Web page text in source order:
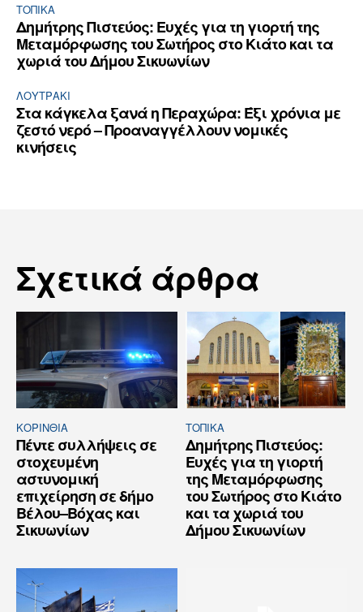
ΤΟΠΙΚΑ
Δημήτρης Πιστεύος: Ευχές για τη γιορτή της
Μεταμόρφωσης του Σωτήρος στο Κιάτο και τα
χωριά του Δήμου Σικυωνίων
ΛΟΥΤΡΆΚΙ
Στα κάγκελα ξανά η Περαχώρα: Έξι χρόνια με
ζεστό νερό – Προαναγγέλλουν νομικές
κινήσεις
Σχετικά άρθρα
ΚΟΡΙΝΘΊΑ
Πέντε συλλήψεις σε
στοχευμένη
αστυνομική
επιχείρηση σε δήμο
Βέλου–Βόχας και
Σικυωνίων
ΤΟΠΙΚΑ
Δημήτρης Πιστεύος:
Ευχές για τη γιορτή
της Μεταμόρφωσης
του Σωτήρος στο Κιάτο
και τα χωριά του
Δήμου Σικυωνίων